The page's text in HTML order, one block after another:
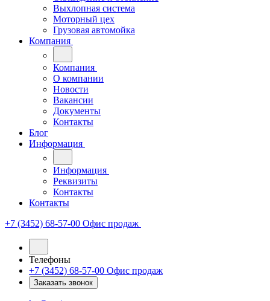
Выхлопная система
Моторный цех
Грузовая автомойка
Компания
Компания
О компании
Новости
Вакансии
Документы
Контакты
Блог
Информация
Информация
Реквизиты
Контакты
Контакты
+7 (3452) 68-57-00 Офис продаж
Телефоны
+7 (3452) 68-57-00 Офис продаж
Заказать звонок